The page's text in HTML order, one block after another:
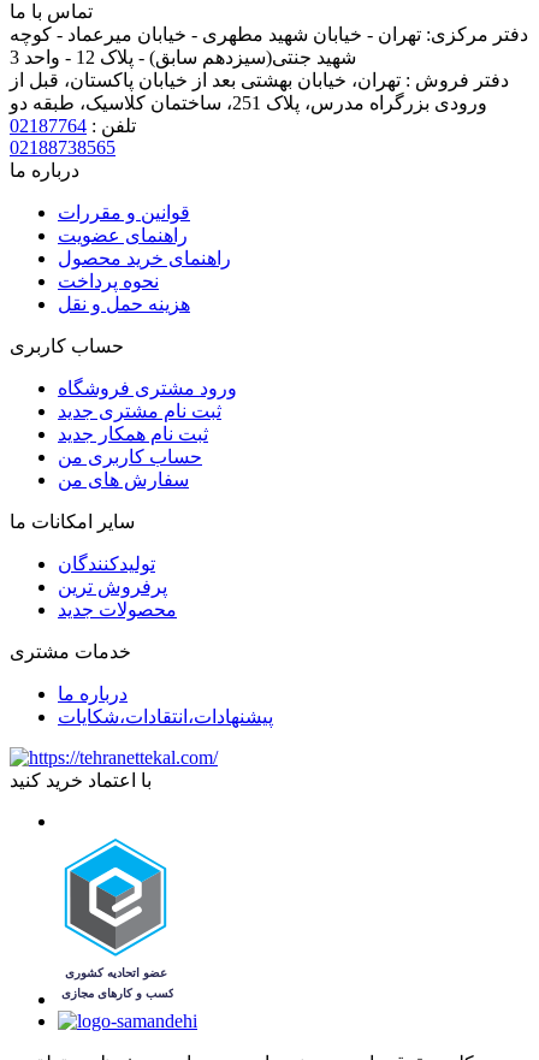
تماس با ما
دفتر مرکزی: تهران - خیابان شهید مطهری - خیابان میرعماد - کوچه
شهید جنتی(سیزدهم سابق) - پلاک 12 - واحد 3
دفتر فروش : تهران، خیابان بهشتی بعد از خیابان پاکستان، قبل از
ورودی بزرگراه مدرس، پلاک 251، ساختمان کلاسیک، طبقه دو
تلفن : 02187764
02188738565
درباره ما
قوانین و مقررات
راهنمای عضویت
راهنمای خرید محصول
نحوه پرداخت
هزینه حمل و نقل
حساب کاربری
ورود مشتری فروشگاه
ثبت نام مشتری جدید
ثبت نام همکار جدید
حساب کاربری من
سفارش های من
سایر امکانات ما
تولیدکنندگان
پرفروش ترین
محصولات جدید
خدمات مشتری
درباره ما
پیشنهادات،انتقادات،شکایات
با اعتماد خرید کنید